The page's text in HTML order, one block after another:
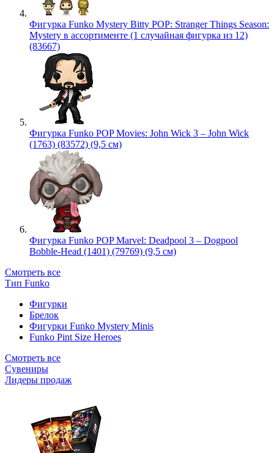
Фигурка Funko Mystery Bitty POP: Stranger Things Season:
Mystery в ассортименте (1 случайная фигурка из 12)
(83667)
Фигурка Funko POP Movies: John Wick 3 – John Wick
(1763) (83572) (9,5 см)
Фигурка Funko POP Marvel: Deadpool 3 – Dogpool
Bobble-Head (1401) (79769) (9,5 см)
Смотреть все
Тип Funko
Фигурки
Брелок
Фигурки Funko Mystery Minis
Funko Pint Size Heroes
Смотреть все
Сувениры
Лидеры продаж